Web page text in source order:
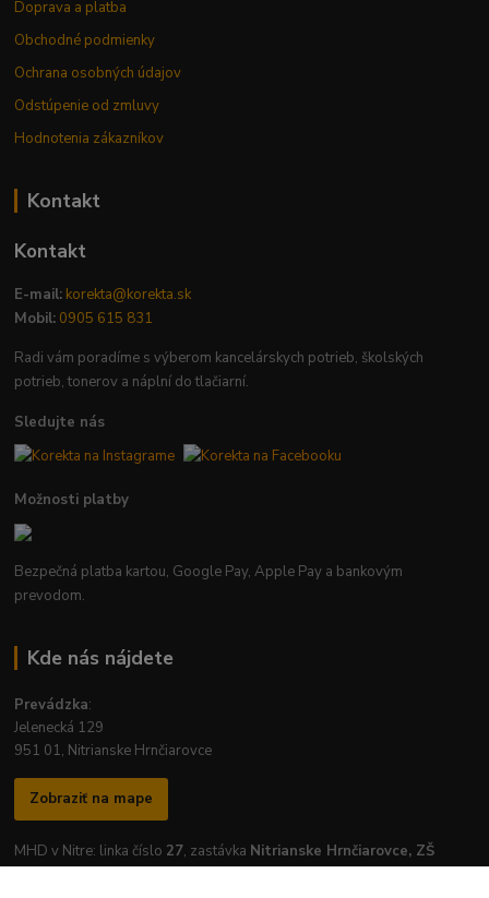
Doprava a platba
Obchodné podmienky
Ochrana osobných údajov
Odstúpenie od zmluvy
Hodnotenia zákazníkov
Kontakt
Kontakt
E-mail: korekta@korekta.sk
Mobil: 0905 615 831
Radi vám poradíme s výberom kancelárskych potrieb, školských
potrieb, tonerov a náplní do tlačiarní.
Sledujte nás
Možnosti platby
Bezpečná platba kartou, Google Pay, Apple Pay a bankovým
prevodom.
Kde nás nájdete
Prevádzka:
Jelenecká 129
951 01, Nitrianske Hrnčiarovce
Zobraziť na mape
MHD v Nitre: linka číslo 27, zastávka Nitrianske Hrnčiarovce, ZŠ